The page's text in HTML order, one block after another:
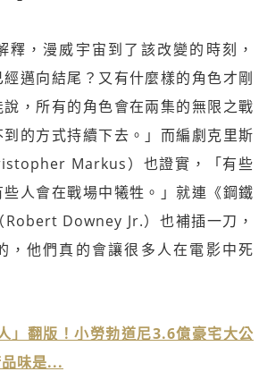
釋，漫威宇宙到了該改變的時刻，
經邁向結尾？又有什麼樣的角色才剛
，所有的角色會在兩集的無限之戰
的方式持續下去。」而編劇克里斯
Markus）也證實，「有些
人會在戰場中犧牲。」就連《鋼鐵
Robert Downey Jr.）也補插一刀，
，他們真的會讓很多人在電影中死
」翻版！小勞勃道尼3.6億豪宅大公
味是...